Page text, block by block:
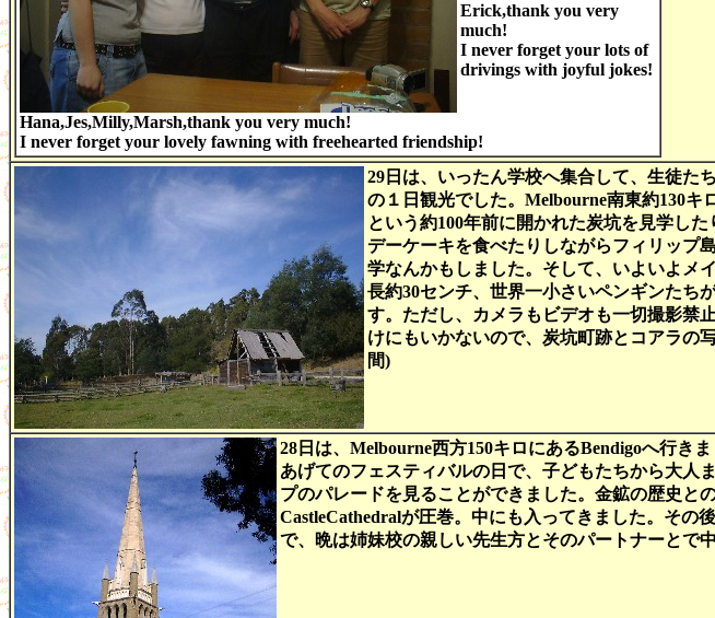
Erick,thank you very
much!
I never forget your lots of
drivings with joyful jokes!
Hana,Jes,Milly,Marsh,thank you very much!
I never forget your lovely fawning with freehearted friendship!
29日は、 いったん学校へ集合して、生徒た
の１日観光でした。Melbourne南東約130キ
という約100年前に開かれた炭坑を見学し
デーケーキを食べたりしながらフィリップ
学なんかもしました。そして、いよいよメ
長約30センチ、世界一小さいペンギンたち
す。ただし、カメラもビデオも一切撮影禁
けにもいかないので、炭坑町跡とコアラの
間)
28日は、Melbourne西方150キロにあるBendigoへ行き
あげてのフェスティバルの日で、子どもたちから大人
プのパレードを見ることができました。金鉱の歴史と
CastleCathedralが圧巻。中にも入ってきました。その
で、晩は姉妹校の親しい先生方とそのパートナーとで